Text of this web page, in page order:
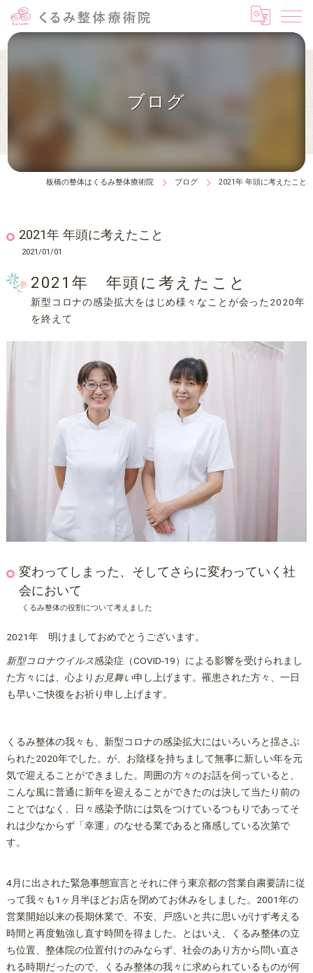
ブログ
板橋の整体はくるみ整体療術院 ブログ 2021年 年頭に考えたこと
2021年 年頭に考えたこと
2021/01/01
新型コロナの感染拡大をはじめ様々なことが会った2020年
を終えて
2021年 年頭に考えたこと
変わってしまった、そしてさらに変わっていく社
会において
くるみ整体の役割について考えました
2021年 明けましておめでとうございます。
新型コロナウイルス感染症（COVID-19）による影響を受けられまし
た方々には、心より お見舞い申し上げます。罹患された方々、一日
も早いご快復をお祈り申し上げます。
くるみ整体の我々も、新型コロナの感染拡大にはいろいろと揺さぶ
られた2020年でした。が、お陰様を持ちまして無事に新しい年を元
気で迎えることができました。周囲の方々のお話を伺っていると、
こんな風に普通に新年を迎えることができたのは決して当たり前の
ことではなく、日々感染予防には気をつけているつもりであってそ
れは少なからず「幸運」のなせる業であると痛感している次第で
す。
4月に出された緊急事態宣言とそれに伴う東京都の営業自粛要請に従
って我々も1ヶ月半ほどお店を閉めてお休みをしました。2001年の
営業開始以来の長期休業で、不安、戸惑いと共に思いがけず考える
時間と再度勉強し直す時間を得ました。とはいえ、くるみ整体の立
ち位置、 整体院の位置付けのみならず、社会のあり方から問い直さ
れる時期だったので、くるみ整体の我々に求められているものが何